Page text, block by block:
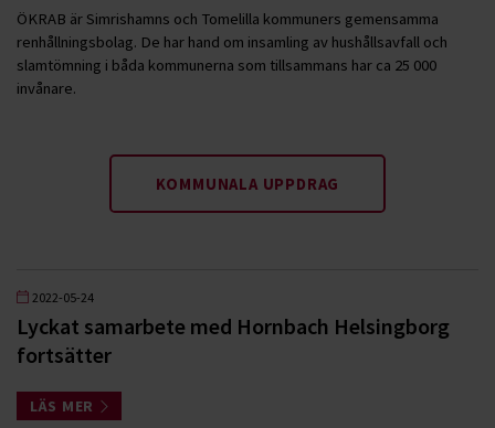
ÖKRAB är Simrishamns och Tomelilla kommuners gemensamma
renhållningsbolag. De har hand om insamling av hushållsavfall och
slamtömning i båda kommunerna som tillsammans har ca 25 000
invånare.
KOMMUNALA UPPDRAG
2022-05-24
Lyckat samarbete med Hornbach Helsingborg
fortsätter
LÄS MER